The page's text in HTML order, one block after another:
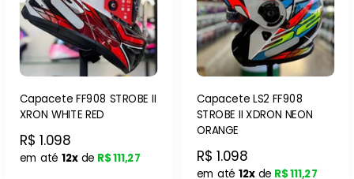
Capacete FF908 STROBE II
XRON WHITE RED
R$ 1.098
em até 12xde R$ 111,27
Capacete LS2 FF908
STROBE II XDRON NEON
ORANGE
R$ 1.098
em até 12xde R$ 111,27